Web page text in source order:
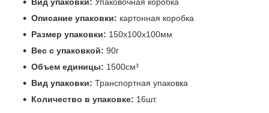
Вид упаковки: Упаковочная коробка
Описание упаковки: картонная коробка
Размер упаковки: 150x100x100мм
Вес с упаковкой: 90г
Объем единицы: 1500см³
Вид упаковки: Транспортная упаковка
Количество в упаковке: 16шт.